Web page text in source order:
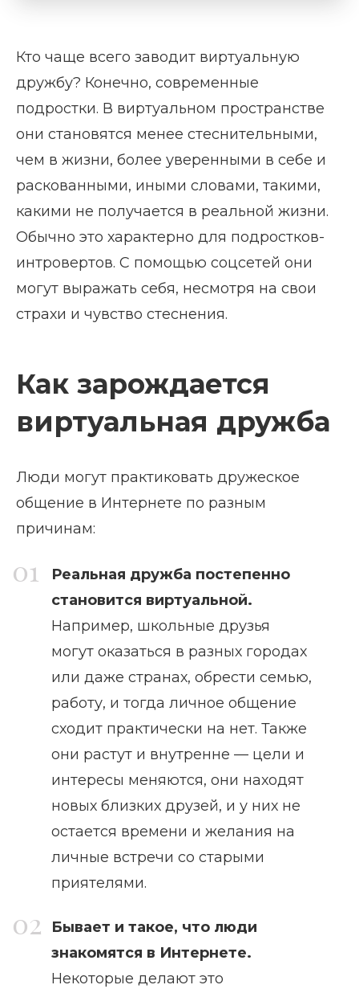
Кто чаще всего заводит виртуальную
дружбу? Конечно, современные
подростки. В виртуальном пространстве
они становятся менее стеснительными,
чем в жизни, более уверенными в себе и
раскованными, иными словами, такими,
какими не получается в реальной жизни.
Обычно это характерно для подростков-
интровертов. С помощью соцсетей они
могут выражать себя, несмотря на свои
страхи и чувство стеснения.
Как зарождается
виртуальная дружба
Люди могут практиковать дружеское
общение в Интернете по разным
причинам:
Реальная дружба постепенно
становится виртуальной.
Например, школьные друзья
могут оказаться в разных городах
или даже странах, обрести семью,
работу, и тогда личное общение
сходит практически на нет. Также
они растут и внутренне — цели и
интересы меняются, они находят
новых близких друзей, и у них не
остается времени и желания на
личные встречи со старыми
приятелями.
Бывает и такое, что люди
знакомятся в Интернете.
Некоторые делают это